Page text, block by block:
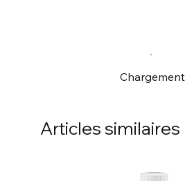
Articles similaires